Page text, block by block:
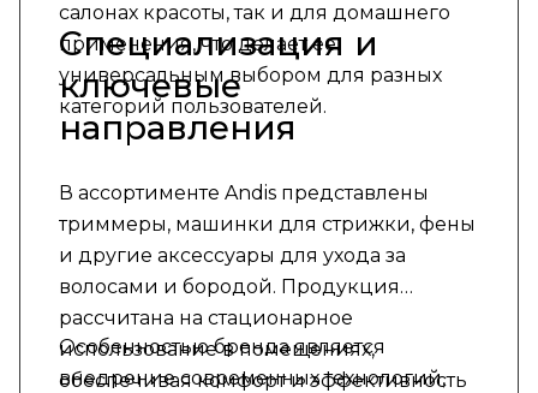
салонах красоты, так и для домашнего
применения, что делает ее
универсальным выбором для разных
категорий пользователей.
Специализация и
ключевые
направления
В ассортименте Andis представлены
триммеры, машинки для стрижки, фены
и другие аксессуары для ухода за
волосами и бородой. Продукция
рассчитана на стационарное
использование в помещениях,
обеспечивая комфорт и эффективность
Особенностью бренда является
внедрение современных технологий,